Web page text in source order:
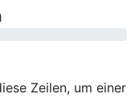
Zeilen, um einer